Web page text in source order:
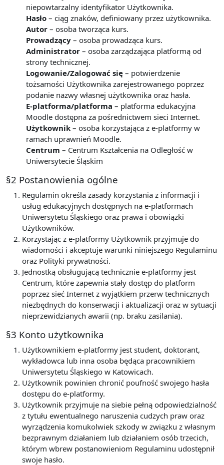
niepowtarzalny identyfikator Użytkownika.
Hasło – ciąg znaków, definiowany przez użytkownika.
Autor – osoba tworząca kurs.
Prowadzący – osoba prowadząca kurs.
Administrator – osoba zarządzająca platformą od
strony technicznej.
Logowanie/Zalogować się – potwierdzenie
tożsamości Użytkownika zarejestrowanego poprzez
podanie nazwy własnej użytkownika oraz hasła.
E-platforma/platforma – platforma edukacyjna
Moodle dostępna za pośrednictwem sieci Internet.
Użytkownik – osoba korzystająca z e-platformy w
ramach uprawnień Moodle.
Centrum – Centrum Kształcenia na Odległość w
Uniwersytecie Śląskim
§2 Postanowienia ogólne
Regulamin określa zasady korzystania z informacji i
usług edukacyjnych dostępnych na e-platformach
Uniwersytetu Śląskiego oraz prawa i obowiązki
Użytkowników.
Korzystając z e-platformy Użytkownik przyjmuje do
wiadomości i akceptuje warunki niniejszego Regulaminu
oraz Polityki prywatności.
Jednostką obsługującą technicznie e-platformy jest
Centrum, które zapewnia stały dostęp do platform
poprzez sieć Internet z wyjątkiem przerw technicznych
niezbędnych do konserwacji i aktualizacji oraz w sytuacji
nieprzewidzianych awarii (np. braku zasilania).
§3 Konto użytkownika
Użytkownikiem e-platformy jest student, doktorant,
wykładowca lub inna osoba będąca pracownikiem
Uniwersytetu Śląskiego w Katowicach.
Użytkownik powinien chronić poufność swojego hasła
dostępu do e-platformy.
Użytkownik przyjmuje na siebie pełną odpowiedzialność
z tytułu ewentualnego naruszenia cudzych praw oraz
wyrządzenia komukolwiek szkody w związku z własnym
bezprawnym działaniem lub działaniem osób trzecich,
którym wbrew postanowieniom Regulaminu udostępnił
swoje hasło.